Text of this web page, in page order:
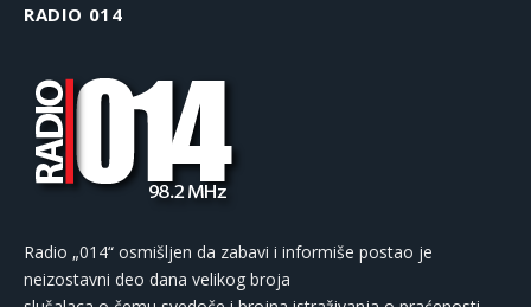
RADIO 014
Radio „014“ osmišljen da zabavi i informiše postao je
neizostavni deo dana velikog broja